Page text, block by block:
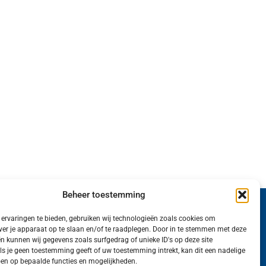
Beheer toestemming
ervaringen te bieden, gebruiken wij technologieën zoals cookies om
je apparaat op te slaan en/of te raadplegen. Door in te stemmen met deze
kunnen wij gegevens zoals surfgedrag of unieke ID's op deze site
je geen toestemming geeft of uw toestemming intrekt, kan dit een nadelige
op bepaalde functies en mogelijkheden.
Wij van FranekerActueel.nl verzorgen het nieuws
in de Gemeente Waadhoeke. Met als hoofdplaats
Franeker.